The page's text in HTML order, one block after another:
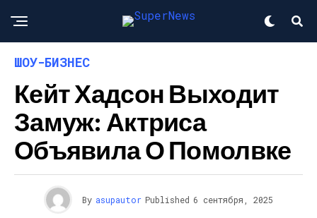
ШОУ-БИЗНЕС
Кейт Хадсон Выходит
Замуж: Актриса
Объявила О Помолвке
By asupautor Published 6 сентября, 2025